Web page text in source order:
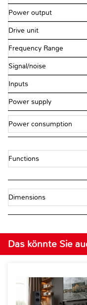
Power output
Drive unit
Frequency Range
Signal/noise
Inputs
Power supply
Power consumption
Functions
Dimensions
Das könnte Sie